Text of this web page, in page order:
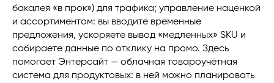
бакалея «в прок») для трафика; управление наценкой
и ассортиментом: вы вводите временные
предложения, ускоряете вывод «медленных» SKU и
собираете данные по отклику на промо. Здесь
помогает Энтерсайт — облачная товароучётная
система для продуктовых: в ней можно планировать